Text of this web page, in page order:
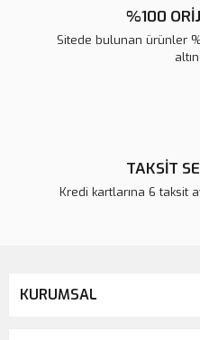
%100
Sitede bulunan ürünler
TAKSİT
Kredi kartlarına 6 taksit
KURUMSAL